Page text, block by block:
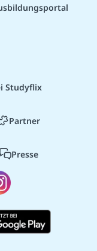
Studyflix
Partner
Presse